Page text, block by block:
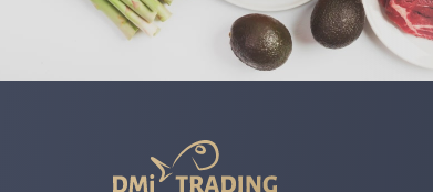
Trading